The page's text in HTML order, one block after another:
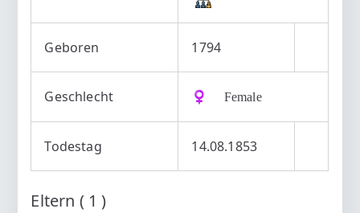
Geboren 1794
Geschlecht ♀️ Female
Todestag 14.08.1853
Eltern ( 1 )